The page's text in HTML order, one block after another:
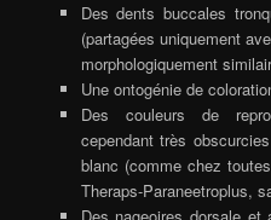
Des dents buccales
(partagées uniquement
morphologiquement
Une ontogénie de
Des couleurs de
cependant très
blanc (comme chez
Theraps-Paraneetroplus,